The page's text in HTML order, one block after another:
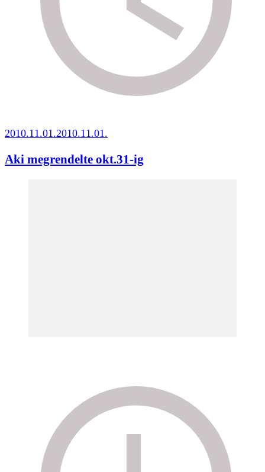
2010.11.01.2010.11.01.
Aki megrendelte okt.31-ig